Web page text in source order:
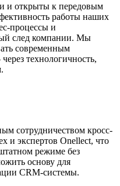
и открыты к передовым
работы наших
процессы и
след компании. Мы
современным
технологичность,
сотрудничеством кросс-
и экспертов Onellect, что
режиме без
основу для
CRM-системы.